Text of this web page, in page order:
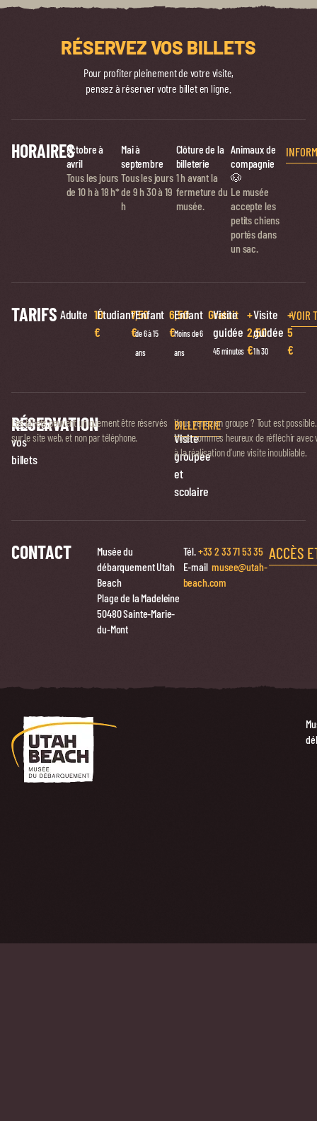
RÉSERVEZ VOS BILLETS
Pour profiter pleinement de votre visite,
pensez à réserver votre billet en ligne.
HORAIRESOctobre à
avril
Tous les jours
de 10 h à 18 h*
Mai à
septembre
Tous les jours
de 9 h 30 à 19
h
Clôture de la
billeterie
1 h avant la
fermeture du
musée.
Animaux de
compagnie
🐶
Le musée
accepte les
petits chiens
portés dans
un sac.
TARIFS Adulte 10
€
Étudiant7,50
€
Enfant
de 6 à 15
ans
6,50
€
Enfant
Moins de 6
ans
Gratuit
Visite
guidée
45 minutes
+
2,50
€
Visite
guidée
1 h 30
+
5
€
VOIR
RÉSERVATION
Réservez
vos
billets
Les billets peuvent uniquement être réservés
sur le site web, et non par téléphone.
BILLETERIE
Visite
groupée
et
scolaire
Vous venez en groupe ? Tout est possible.
Nous sommes heureux de réfléchir avec
à la réalisation d’une visite inoubliable.
CONTACT
Musée du
débarquement Utah
Beach
Plage de la Madeleine
50480 Sainte-Marie-
du-Mont
Tél. +33 2 33 71 53 35
E-mailmusee@utah-
beach.com
ACCÈS